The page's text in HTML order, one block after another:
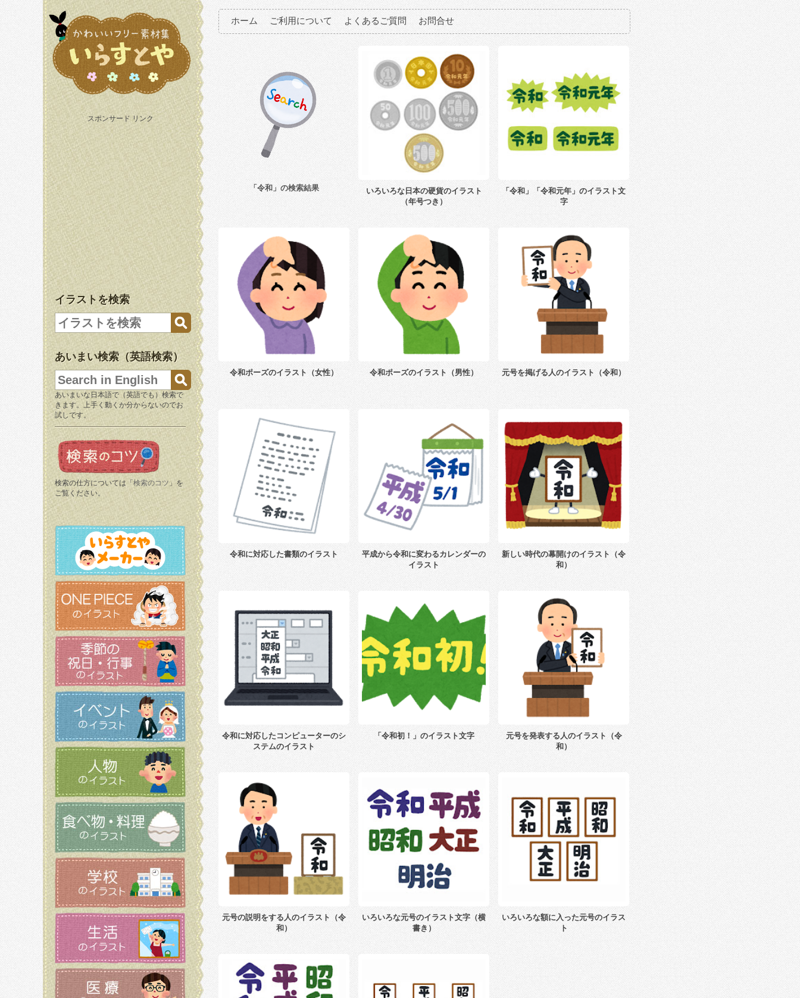
スポンサード リンク
イラストを検索
あいまい検索（英語検索）
あいまいな日本語で（英語でも）検索で
きます。上手く動くか分からないのでお
試しです。
検索の仕方については「 検索のコツ 」を
ご覧ください。
ホーム ご利用について よくあるご質問 お問合せ
「令和」の検索結果
いろいろな日本の硬貨のイラスト
（年号つき）
「令和」「令和元年」のイラスト文
字
令和ポーズのイラスト（女性） 令和ポーズのイラスト（男性） 元号を掲げる人のイラスト（令和）
令和に対応した書類のイラスト
平成から令和に変わるカレンダーの
イラスト
新しい時代の幕開けのイラスト（令
和）
令和に対応したコンピューターのシ
ステムのイラスト
「令和初！」のイラスト文字
元号を発表する人のイラスト（令
和）
元号の説明をする人のイラスト（令
和）
いろいろな元号のイラスト文字（横
書き）
いろいろな額に入った元号のイラス
ト